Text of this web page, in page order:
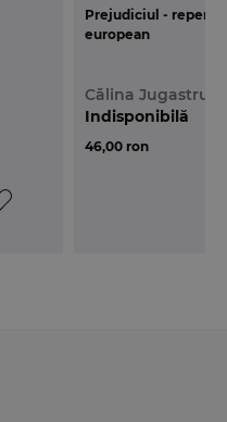
Prejudiciul - repere
european
Călina Jugastru
46,00 ron
Indisponibilă